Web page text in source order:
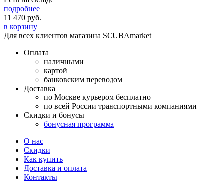
подробнее
11 470 руб.
в корзину
Для всех клиентов магазина SCUBAmarket
Оплата
наличными
картой
банковским переводом
Доставка
по Москве курьером бесплатно
по всей России транспортными компаниями
Скидки и бонусы
бонусная программа
О нас
Скидки
Как купить
Доставка и оплата
Контакты